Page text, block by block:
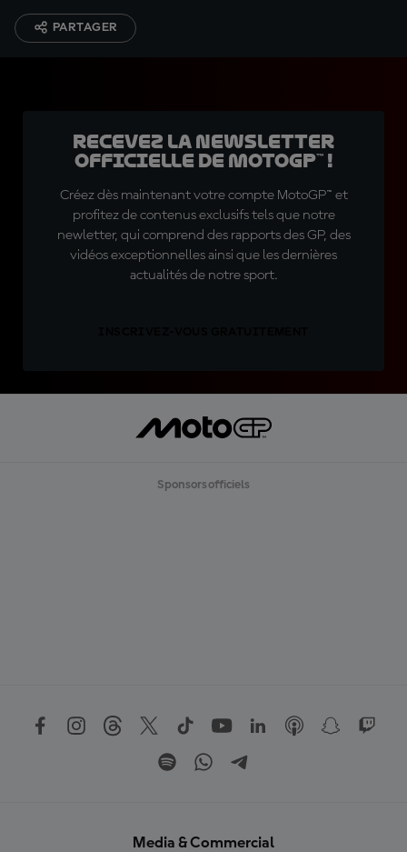
PARTAGER
Recevez la Newsletter
officielle de MotoGP™ !
Créez dès maintenant votre compte MotoGP™ et
profitez de contenus exclusifs tels que notre
newletter, qui comprend des rapports des GP, des
vidéos exceptionnelles ainsi que les dernières
actualités de notre sport.
Sponsors officiels
Media & Commercial